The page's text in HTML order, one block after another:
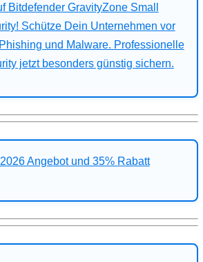
Bitdefender GravityZone Small
Schütze Dein Unternehmen vor
und Malware. Professionelle
jetzt besonders günstig sichern.